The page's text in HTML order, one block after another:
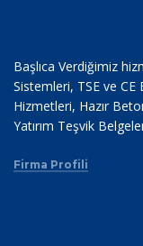
Başlıca Verdiğimiz
Sistemleri, TSE ve
Hizmetleri, Hazır
Yatırım Teşvik
Firma Profili